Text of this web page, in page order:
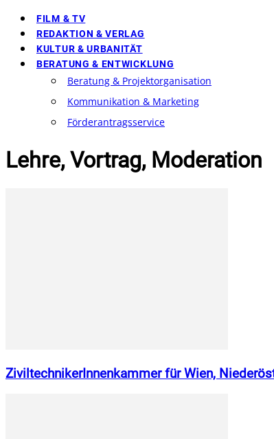
FILM & TV
REDAKTION & VERLAG
KULTUR & URBANITÄT
BERATUNG & ENTWICKLUNG
Beratung & Projektorganisation
Kommunikation & Marketing
Förderantragsservice
Lehre, Vortrag, Moderation
ZiviltechnikerInnenkammer für Wien,